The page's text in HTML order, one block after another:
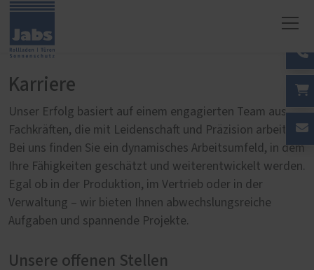
Karriere
Unser Erfolg basiert auf einem engagierten Team aus
Fachkräften, die mit Leidenschaft und Präzision arbeiten.
Bei uns finden Sie ein dynamisches Arbeitsumfeld, in dem
Ihre Fähigkeiten geschätzt und weiterentwickelt werden.
Egal ob in der Produktion, im Vertrieb oder in der
Verwaltung – wir bieten Ihnen abwechslungsreiche
Aufgaben und spannende Projekte.
Unsere offenen Stellen